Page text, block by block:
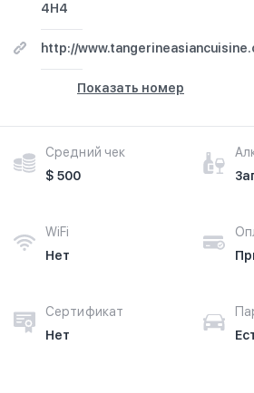
4H4
http://
Показать номер
Средний чек
$ 500
WiFi
Нет
Сертификат
Нет